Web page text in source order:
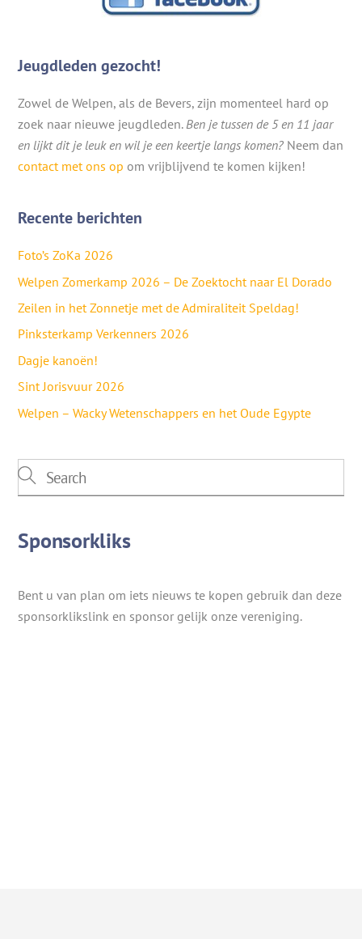
Jeugdleden gezocht!
Zowel de Welpen, als de Bevers, zijn momenteel hard op
zoek naar nieuwe jeugdleden. Ben je tussen de 5 en 11 jaar
en lijkt dit je leuk en wil je een keertje langs komen? Neem dan
contact met ons op om vrijblijvend te komen kijken!
Recente berichten
Foto’s ZoKa 2026
Welpen Zomerkamp 2026 – De Zoektocht naar El Dorado
Zeilen in het Zonnetje met de Admiraliteit Speldag!
Pinksterkamp Verkenners 2026
Dagje kanoën!
Sint Jorisvuur 2026
Welpen – Wacky Wetenschappers en het Oude Egypte
Sponsorkliks
Bent u van plan om iets nieuws te kopen gebruik dan deze
sponsorklikslink en sponsor gelijk onze vereniging.